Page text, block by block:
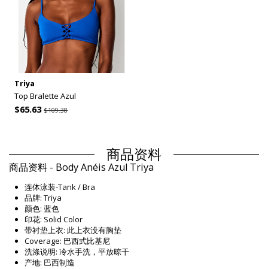
Triya
Top Bralette Azul
$65.63$109.38
商品资料
商品资料 - Body Anéis Azul Triya
连体泳装-Tank / Bra
品牌: Triya
颜色: 蓝色
印花: Solid Color
带衬垫上衣: 此上衣没有胸垫
Coverage: 巴西式比基尼
洗涤说明: 冷水手洗，平放晾干
产地: 巴西制造